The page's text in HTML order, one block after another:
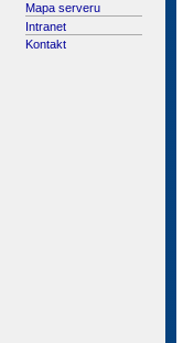
Mapa serveru
Intranet
Kontakt